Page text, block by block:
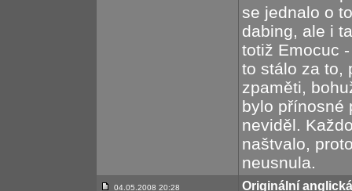
se jednalo o
dabing, ale i
totiž Emocuc
to stálo za to,
zpaměti,
bylo přínosné
neviděl.
naštvalo,
neusnula.
04.05.2008 20:28 Originální